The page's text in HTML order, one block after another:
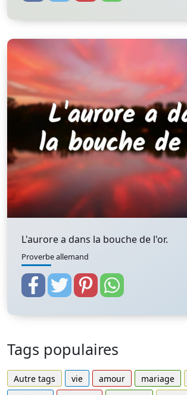
L'aurore a dans la bouche de l'or.
Proverbe allemand
Tags populaires
Autre tags vie amour mariage